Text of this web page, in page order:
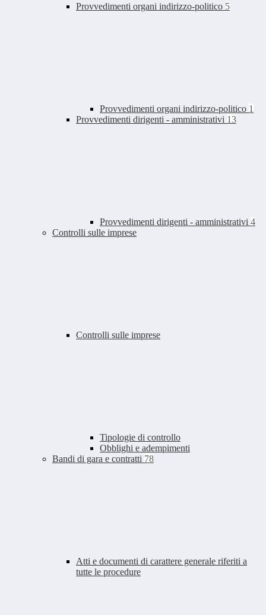
Provvedimenti organi indirizzo-politico 5
Provvedimenti organi indirizzo-politico 1
Provvedimenti dirigenti - amministrativi 13
Provvedimenti dirigenti - amministrativi 4
Controlli sulle imprese
Controlli sulle imprese
Tipologie di controllo
Obblighi e adempimenti
Bandi di gara e contratti 78
Atti e documenti di carattere generale riferiti a
tutte le procedure